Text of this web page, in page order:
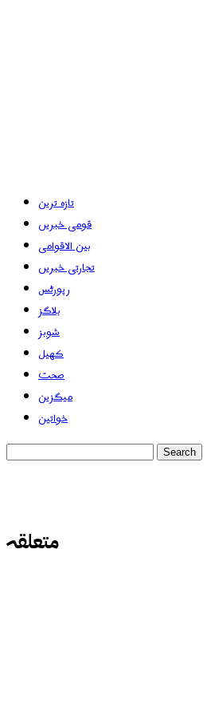
تازہ ترین
قومی خبریں
بین الاقوامی
تجارتی خبریں
رپورٹس
بلاگز
شوبز
کھیل
صحت
میگزین
خواتین
متعلقہ